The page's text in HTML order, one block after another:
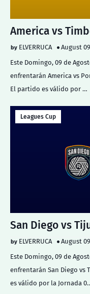
America vs
ELVERRUCA
August
Este Domingo, 09 de
enfrentarán America vs
El partido es válido por …
Leagues Cup
San Diego vs
ELVERRUCA
August
Este Domingo, 09 de
enfrentarán San Diego vs
es válido por la Jornada